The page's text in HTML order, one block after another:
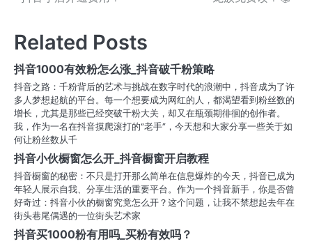
章
导
航
Related Posts
抖音1000有效粉怎么涨_抖音破千粉策略
抖音之路：千粉背后的艺术与挑战在数字时代的浪潮中，抖音成为了许
多人梦想起航的平台。每一个想要成为网红的人，都渴望看到粉丝数的
增长，尤其是那些已经突破千粉大关，却又在瓶颈期徘徊的创作者。
我，作为一名在抖音摸爬滚打的“老手”，今天想和大家分享一些关于如
何让粉丝数从千
抖音小伙橱窗怎么开_抖音橱窗开启教程
抖音橱窗的秘密：不只是打开那么简单在信息爆炸的今天，抖音已成为
年轻人展示自我、分享生活的重要平台。作为一个抖音新手，你是否曾
好奇过：抖音小伙的橱窗究竟怎么开？这个问题，让我不禁想起去年在
街头巷尾偶遇的一位街头艺术家
抖音买1000粉有用吗_买粉有效吗？